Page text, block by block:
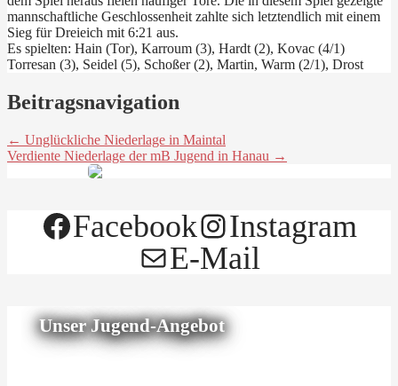
mannschaftliche Geschlossenheit zahlte sich letztendlich mit einem
Sieg für Dreieich mit 6:21 aus.
Es spielten: Hain (Tor), Karroum (3), Hardt (2), Kovac (4/1)
Torresan (3), Seidel (5), Schoßer (2), Martin, Warm (2/1), Drost
Beitragsnavigation
← Unglückliche Niederlage in Maintal
Verdiente Niederlage der mB Jugend in Hanau →
Facebook
Instagram
E-Mail
Unser Jugend-Angebot